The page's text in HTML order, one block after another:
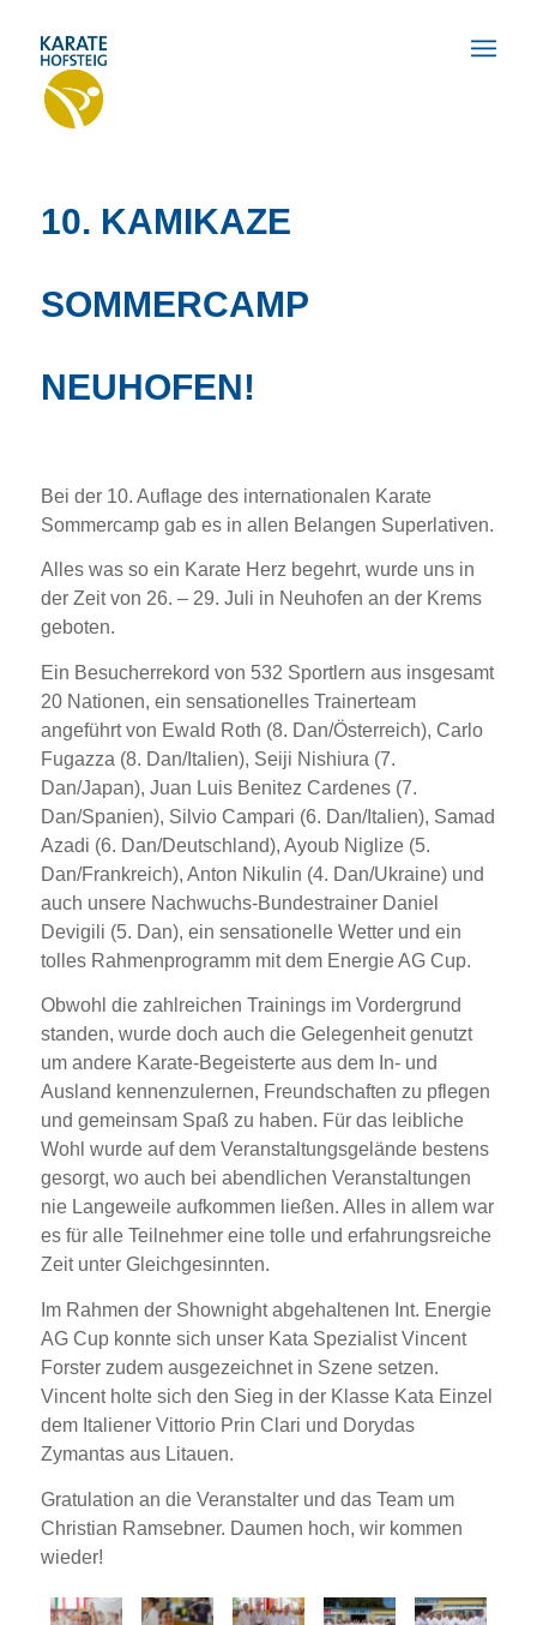
10. KAMIKAZE
SOMMERCAMP
NEUHOFEN!
Bei der 10. Auflage des internationalen Karate
Sommercamp gab es in allen Belangen Superlativen.
Alles was so ein Karate Herz begehrt, wurde uns in
der Zeit von 26. – 29. Juli in Neuhofen an der Krems
geboten.
Ein Besucherrekord von 532 Sportlern aus insgesamt
20 Nationen, ein sensationelles Trainerteam
angeführt von Ewald Roth (8. Dan/Österreich), Carlo
Fugazza (8. Dan/Italien), Seiji Nishiura (7.
Dan/Japan), Juan Luis Benitez Cardenes (7.
Dan/Spanien), Silvio Campari (6. Dan/Italien), Samad
Azadi (6. Dan/Deutschland), Ayoub Niglize (5.
Dan/Frankreich), Anton Nikulin (4. Dan/Ukraine) und
auch unsere Nachwuchs-Bundestrainer Daniel
Devigili (5. Dan), ein sensationelle Wetter und ein
tolles Rahmenprogramm mit dem Energie AG Cup.
Obwohl die zahlreichen Trainings im Vordergrund
standen, wurde doch auch die Gelegenheit genutzt
um andere Karate-Begeisterte aus dem In- und
Ausland kennenzulernen, Freundschaften zu pflegen
und gemeinsam Spaß zu haben. Für das leibliche
Wohl wurde auf dem Veranstaltungsgelände bestens
gesorgt, wo auch bei abendlichen Veranstaltungen
nie Langeweile aufkommen ließen. Alles in allem war
es für alle Teilnehmer eine tolle und erfahrungsreiche
Zeit unter Gleichgesinnten.
Im Rahmen der Shownight abgehaltenen Int. Energie
AG Cup konnte sich unser Kata Spezialist Vincent
Forster zudem ausgezeichnet in Szene setzen.
Vincent holte sich den Sieg in der Klasse Kata Einzel
dem Italiener Vittorio Prin Clari und Dorydas
Zymantas aus Litauen.
Gratulation an die Veranstalter und das Team um
Christian Ramsebner. Daumen hoch, wir kommen
wieder!